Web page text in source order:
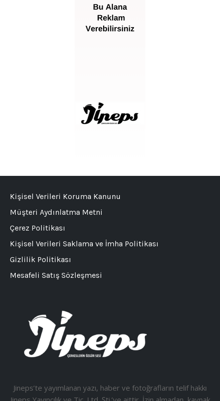
Jineps’te yayımlanan yazı, haber ve fotoğrafların telif hakkı
Kişisel Verileri Koruma Kanunu
Müşteri Aydınlatma Metni
Çerez Politikası
Kişisel Verileri Saklama ve İmha Politikası
Gizlilik Politikası
Mesafeli Satış Sözleşmesi